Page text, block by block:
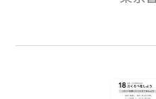
考え方を深める。